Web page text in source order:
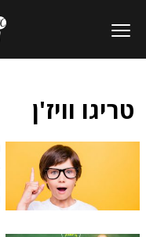
טריגו וויז'ן